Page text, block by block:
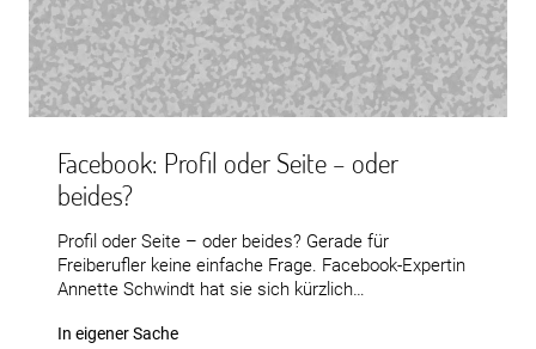
Facebook: Profil oder Seite – oder
beides?
Profil oder Seite – oder beides? Gerade für
Freiberufler keine einfache Frage. Facebook-Expertin
Annette Schwindt hat sie sich kürzlich…
In eigener Sache